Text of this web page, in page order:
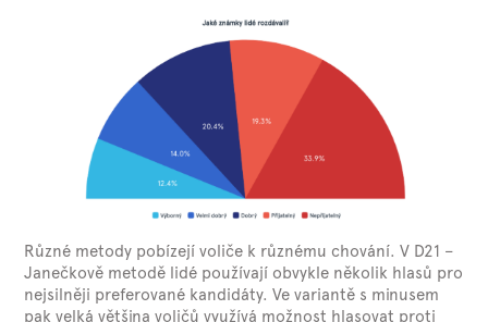
Různé metody pobízejí voliče k různému chování. V D21 –
Janečkově metodě lidé používají obvykle několik hlasů pro
nejsilněji preferované kandidáty. Ve variantě s minusem
pak velká většina voličů využívá možnost hlasovat proti